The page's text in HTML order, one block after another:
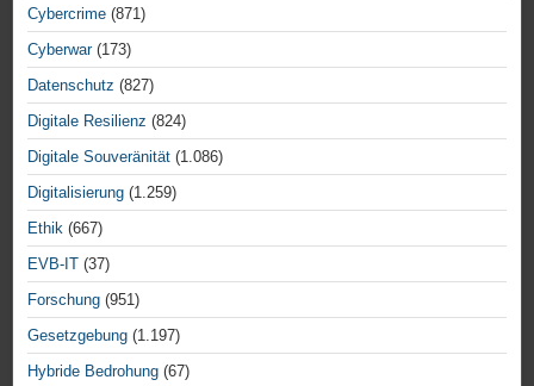
Cybercrime (871)
Cyberwar(173)
Datenschutz (827)
Digitale Resilienz (824)
Digitale Souveränität (1.086)
Digitalisierung (1.259)
Ethik (667)
EVB-IT (37)
Forschung (951)
Gesetzgebung (1.197)
Hybride Bedrohung (67)